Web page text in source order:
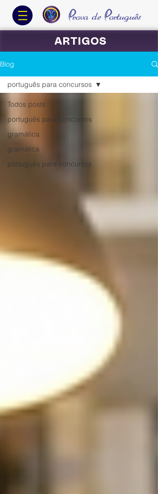
ARTIGOS
Blog
Todos posts
português para concursos
gramática
gramática
português para concursos
português para concursos